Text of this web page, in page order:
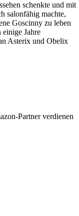
schenkte und mit
salonfähig machte,
Goscinny zu leben
Jahre
Asterix und Obelix
Partner verdienen